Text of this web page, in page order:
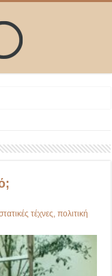
τέχνες ,πολιτική